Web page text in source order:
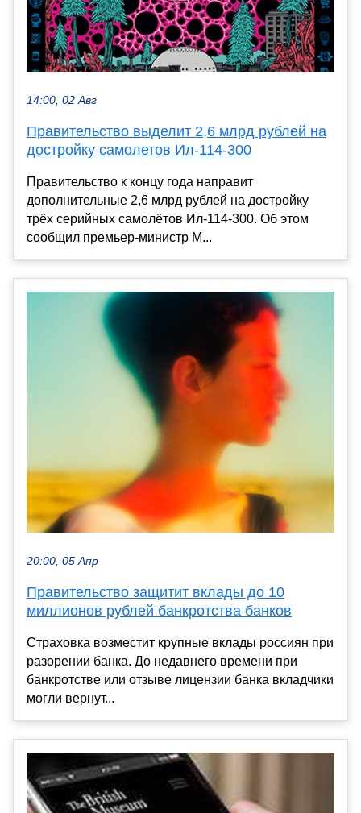
14:00, 02 Авг
Правительство выделит 2,6 млрд рублей на
достройку самолетов Ил-114-300
Правительство к концу года направит
дополнительные 2,6 млрд рублей на достройку
трёх серийных самолётов Ил-114-300. Об этом
сообщил премьер-министр М...
20:00, 05 Апр
Правительство защитит вклады до 10
миллионов рублей банкротства банков
Страховка возместит крупные вклады россиян при
разорении банка. До недавнего времени при
банкротстве или отзыве лицензии банка вкладчики
могли вернут...